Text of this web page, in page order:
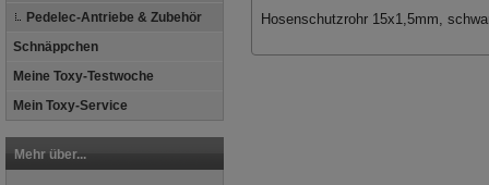
Pedelec-Antriebe & Zubehör
Schnäppchen
Meine Toxy-Testwoche
Mein Toxy-Service
Mehr über...
Hosenschutzrohr 15x1,5mm,